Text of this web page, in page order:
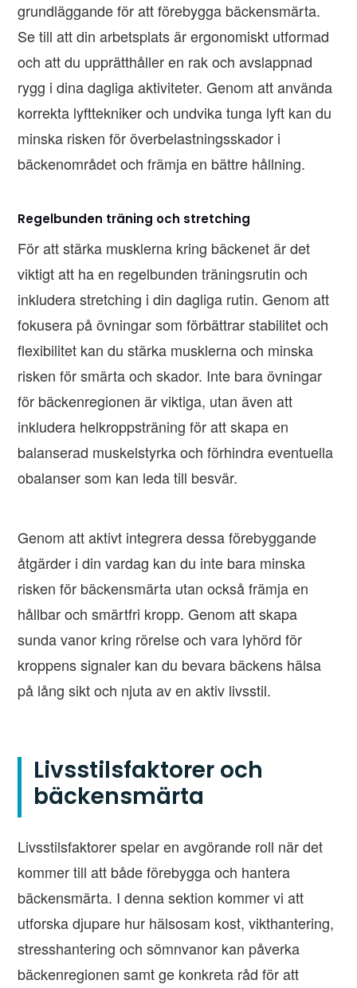
grundläggande för att förebygga bäckensmärta.
Se till att din arbetsplats är ergonomiskt utformad
och att du upprätthåller en rak och avslappnad
rygg i dina dagliga aktiviteter. Genom att använda
korrekta lyfttekniker och undvika tunga lyft kan du
minska risken för överbelastningsskador i
bäckenområdet och främja en bättre hållning.
Regelbunden träning och stretching
För att stärka musklerna kring bäckenet är det
viktigt att ha en regelbunden träningsrutin och
inkludera stretching i din dagliga rutin. Genom att
fokusera på övningar som förbättrar stabilitet och
flexibilitet kan du stärka musklerna och minska
risken för smärta och skador. Inte bara övningar
för bäckenregionen är viktiga, utan även att
inkludera helkroppsträning för att skapa en
balanserad muskelstyrka och förhindra eventuella
obalanser som kan leda till besvär.
Genom att aktivt integrera dessa förebyggande
åtgärder i din vardag kan du inte bara minska
risken för bäckensmärta utan också främja en
hållbar och smärtfri kropp. Genom att skapa
sunda vanor kring rörelse och vara lyhörd för
kroppens signaler kan du bevara bäckens hälsa
på lång sikt och njuta av en aktiv livsstil.
Livsstilsfaktorer och
bäckensmärta
Livsstilsfaktorer spelar en avgörande roll när det
kommer till att både förebygga och hantera
bäckensmärta. I denna sektion kommer vi att
utforska djupare hur hälsosam kost, vikthantering,
stresshantering och sömnvanor kan påverka
bäckenregionen samt ge konkreta råd för att